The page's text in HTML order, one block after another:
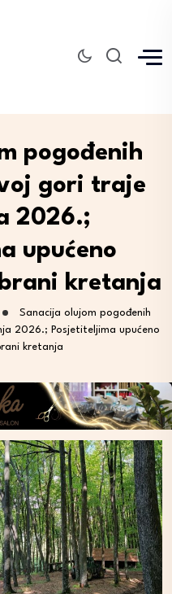
pogođenih
gori traje
2026.;
upućeno
kretanja
Sanacija olujom pogođenih
2026.; Posjetiteljima upućeno
kretanja